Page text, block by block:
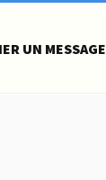
UN MESSAGE